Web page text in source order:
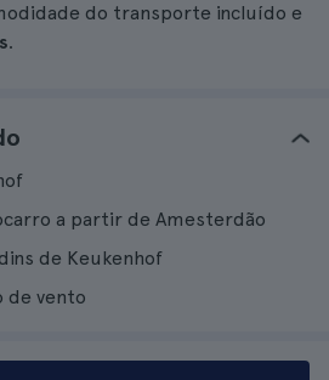
do transporte incluído e
.
a partir de Amesterdão
de Keukenhof
de vento